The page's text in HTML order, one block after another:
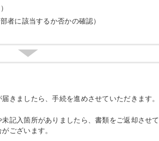
者に該当するか否かの確認）
きましたら、手続を進めさせていただきます。
記入箇所がありましたら、書類をご返却させて
ございます。